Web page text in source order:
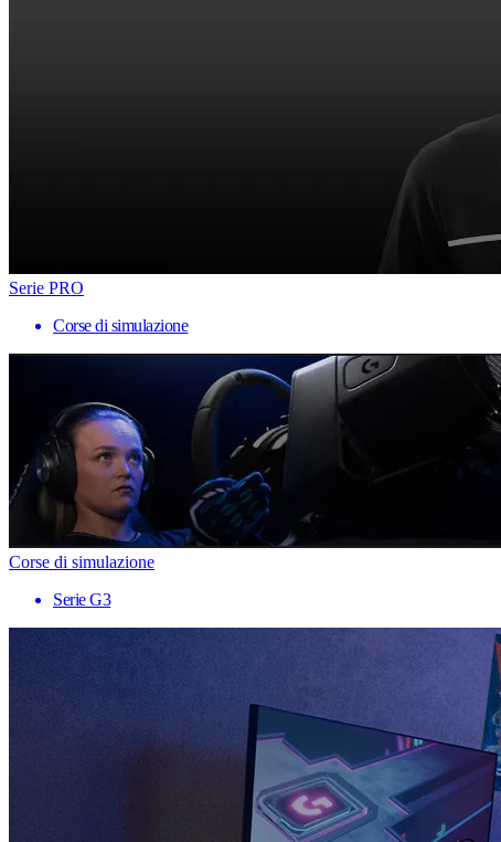
Serie PRO
Corse di simulazione
Corse di simulazione
Serie G3